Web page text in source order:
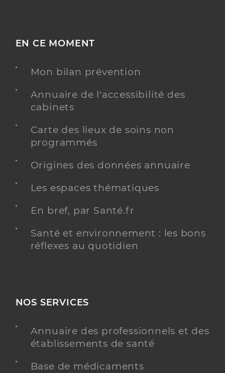
EN CE MOMENT
Mon bilan prévention
Annuaire de l'accessibilité des
cabinets
Carte des lieux de soins non
programmés
Origines des données annuaire
Les espaces thématiques
En bref, par Santé.fr
Santé et environnement : les bons
réflexes au quotidien
NOS SERVICES
Annuaire des professionnels et des
établissements de santé
Base de médicaments